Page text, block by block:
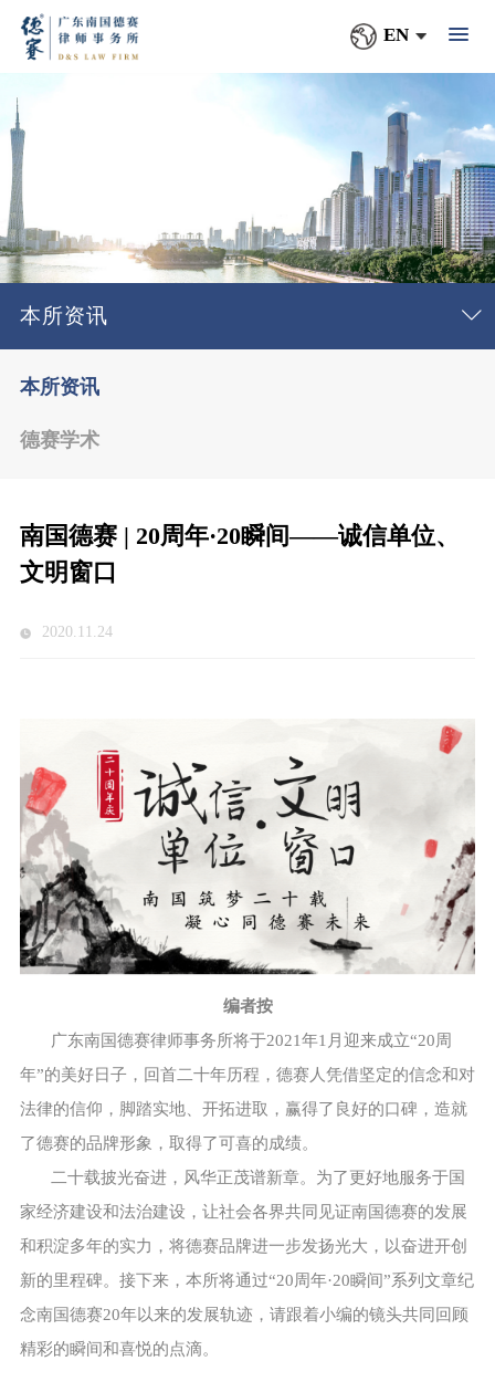
EN
本所资讯
本所资讯
德赛学术
南国德赛 | 20周年·20瞬间——诚信单位、
文明窗口
2020.11.24
编者按
广东南国德赛律师事务所将于2021年1月迎来成立“20周
年”的美好日子，回首二十年历程，德赛人凭借坚定的信念和对
法律的信仰，脚踏实地、开拓进取，赢得了良好的口碑，造就
了德赛的品牌形象，取得了可喜的成绩。
二十载披光奋进，风华正茂谱新章。为了更好地服务于国
家经济建设和法治建设，让社会各界共同见证南国德赛的发展
和积淀多年的实力，将德赛品牌进一步发扬光大，以奋进开创
新的里程碑。接下来，本所将通过“20周年·20瞬间”系列文章纪
念南国德赛20年以来的发展轨迹，请跟着小编的镜头共同回顾
精彩的瞬间和喜悦的点滴。